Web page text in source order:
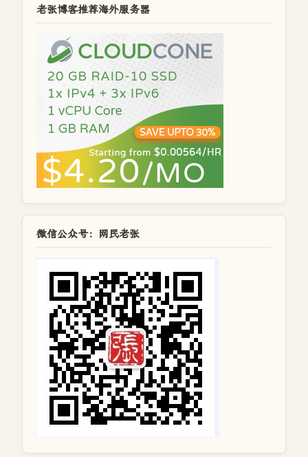
老张博客推荐海外服务器
微信公众号：网民老张